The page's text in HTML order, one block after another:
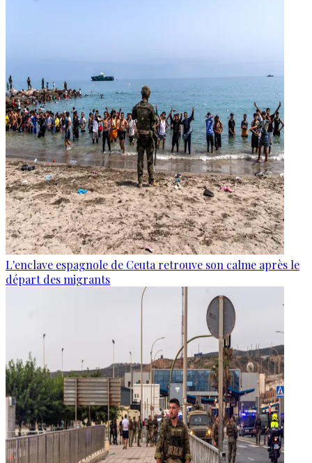
L'enclave espagnole de Ceuta retrouve son calme après le
départ des migrants